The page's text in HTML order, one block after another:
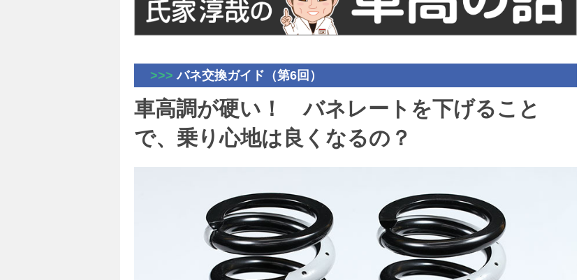
>>> バネ交換ガイド（第6回）
車高調が硬い！ バネレートを下げること
で、乗り心地は良くなるの？